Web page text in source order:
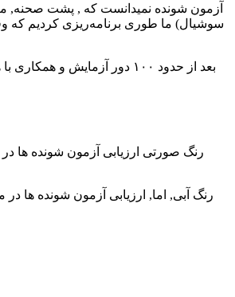
آزمون شونده نمیدانست که , پشت صحنه,
سوشیال) ما طوری برنامه‌ریزی کردیم که
بعد از حدود ۱۰۰ دور
رنگ صورتی ارزیابی آزمون شونده ها
رنگ آبی, اما, ارزیابی آزمون شونده ها